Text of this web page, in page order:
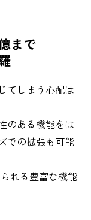
まで
てしまう心配は
のある機能をは
での拡張も可能
れる豊富な機能